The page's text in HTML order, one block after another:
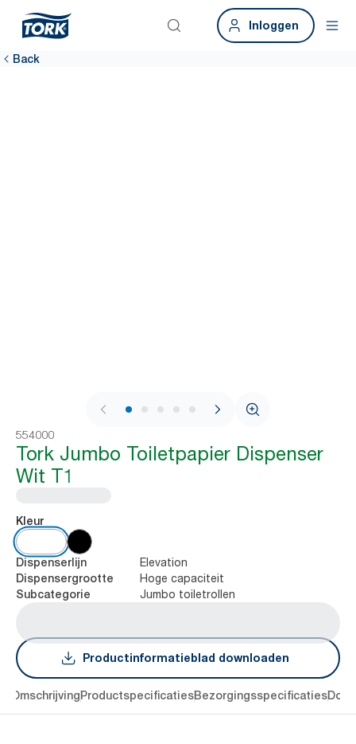
Inloggen
Back
1 / 9
554000
Tork Jumbo Toiletpapier Dispenser
Wit T1
Kleur
Dispenserlijn Elevation
Dispensergrootte Hoge capaciteit
Subcategorie Jumbo toiletrollen
Productinformatieblad downloaden
OmschrijvingProductspecificatiesBezorgingsspecificaties